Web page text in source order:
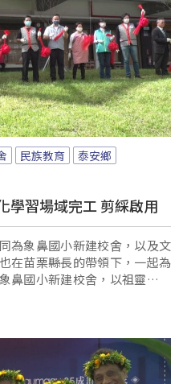
民族教育
泰安鄉
學習場域完工 剪綵啟用
為象鼻國小新建校舍，以及文
在苗栗縣長的帶領下，一起為
鼻國小新建校舍，以祖靈之眼
雅風情，也成為大安溪上非常
場域，蓋的雖然都是傳統建